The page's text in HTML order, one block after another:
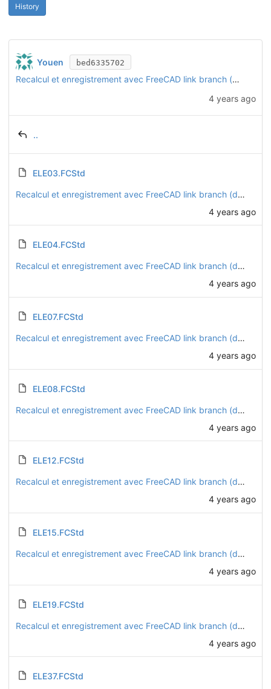
History
Youen bed6335702
Recalcul et enregistrement avec FreeCAD link branch (daily 20221128)
4 years ago
..
ELE03.FCStd
Recalcul et enregistrement avec FreeCAD link branch (daily 20221128)
4 years ago
ELE04.FCStd
Recalcul et enregistrement avec FreeCAD link branch (daily 20221128)
4 years ago
ELE07.FCStd
Recalcul et enregistrement avec FreeCAD link branch (daily 20221128)
4 years ago
ELE08.FCStd
Recalcul et enregistrement avec FreeCAD link branch (daily 20221128)
4 years ago
ELE12.FCStd
Recalcul et enregistrement avec FreeCAD link branch (daily 20221128)
4 years ago
ELE15.FCStd
Recalcul et enregistrement avec FreeCAD link branch (daily 20221128)
4 years ago
ELE19.FCStd
Recalcul et enregistrement avec FreeCAD link branch (daily 20221128)
4 years ago
ELE37.FCStd